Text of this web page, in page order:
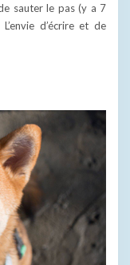
sauter le pas (y a 7
d’écrire et de